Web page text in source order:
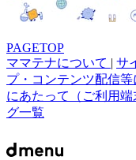
PAGETOP
ママテナについて | サ
プ・コンテンツ配信
にあたって（ご利用
グ一覧